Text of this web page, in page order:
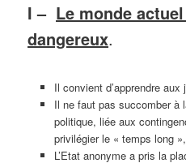
I – Le monde
dangereux.
Il convient d’apprendre
Il ne faut pas succomber à
politique, liée aux
privilégier le « temps long
L’Etat anonyme a pris la